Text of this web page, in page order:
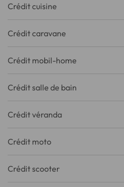
Crédit cuisine
Crédit caravane
Crédit mobil-home
Crédit salle de bain
Crédit véranda
Crédit moto
Crédit scooter